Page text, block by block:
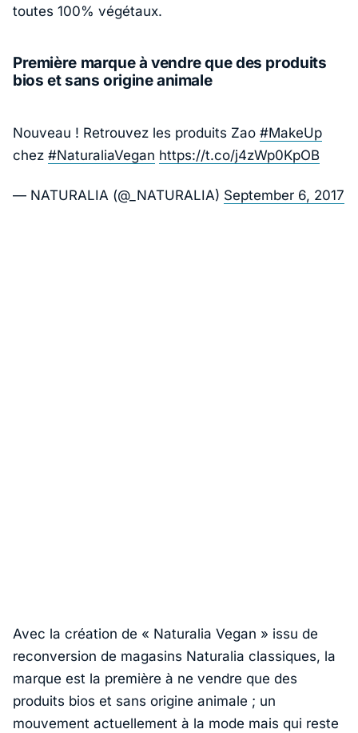
toutes 100% végétaux.
Première marque à vendre que des produits
bios et sans origine animale
Nouveau ! Retrouvez les produits Zao #MakeUp
chez #NaturaliaVegan https://t.co/j4zWp0KpOB
— NATURALIA (@_NATURALIA) September 6, 2017
Avec la création de « Naturalia Vegan » issu de
reconversion de magasins Naturalia classiques, la
marque est la première à ne vendre que des
produits bios et sans origine animale ; un
mouvement actuellement à la mode mais qui reste